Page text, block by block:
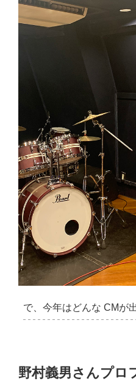
で、今年はどんな CMが
野村義男さんプロ